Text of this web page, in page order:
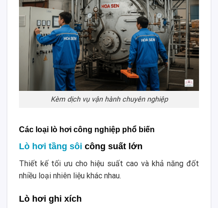
Kèm dịch vụ vận hành chuyên nghiệp
Các loại lò hơi công nghiệp phổ biến
Lò hơi tầng sôi công suất lớn
Thiết kế tối ưu cho hiệu suất cao và khả năng đốt
nhiều loại nhiên liệu khác nhau.
Lò hơi ghi xích